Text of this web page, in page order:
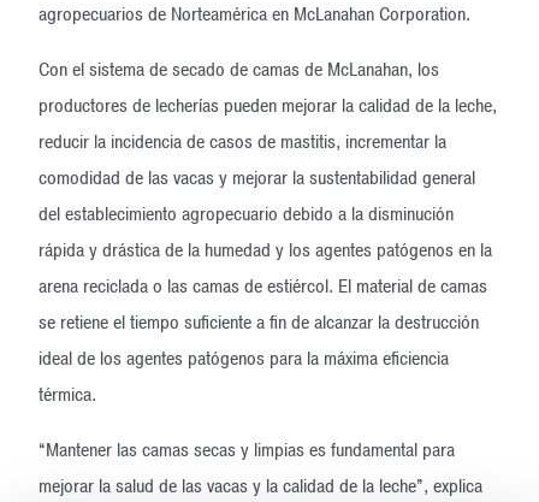
agropecuarios de Norteamérica en McLanahan Corporation.
Con el sistema de secado de camas de McLanahan, los
productores de lecherías pueden mejorar la calidad de la leche,
reducir la incidencia de casos de mastitis, incrementar la
comodidad de las vacas y mejorar la sustentabilidad general
del establecimiento agropecuario debido a la disminución
rápida y drástica de la humedad y los agentes patógenos en la
arena reciclada o las camas de estiércol. El material de camas
se retiene el tiempo suficiente a fin de alcanzar la destrucción
ideal de los agentes patógenos para la máxima eficiencia
térmica.
“Mantener las camas secas y limpias es fundamental para
mejorar la salud de las vacas y la calidad de la leche”, explica